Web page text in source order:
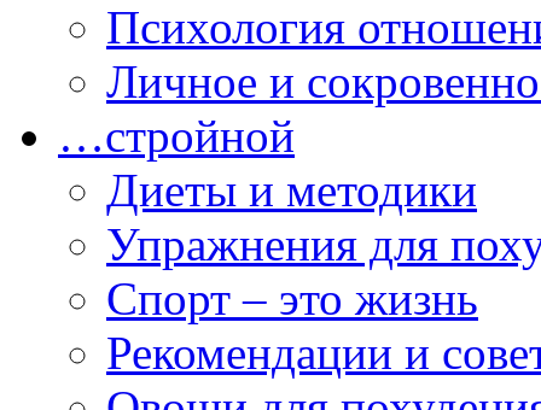
Психология
Личное и
…стройной
Диеты и методики
Упражнения для
Спорт – это жизнь
Рекомендации и